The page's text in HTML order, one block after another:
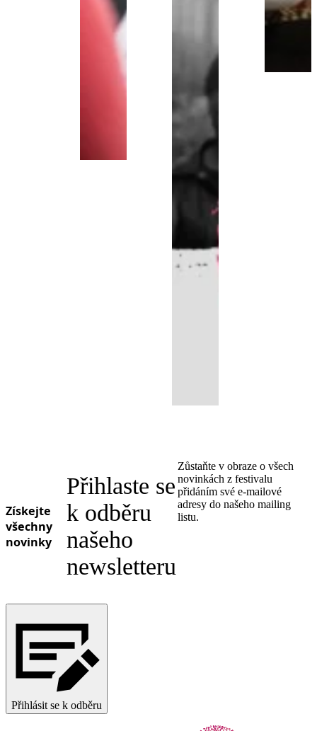
Získejte
všechny
novinky
Přihlaste se
k odběru
našeho
newsletteru
Zůstaňte v obraze o všech
novinkách z festivalu
přidáním své e-mailové
adresy do našeho mailing
listu.
Přihlásit se k odběru